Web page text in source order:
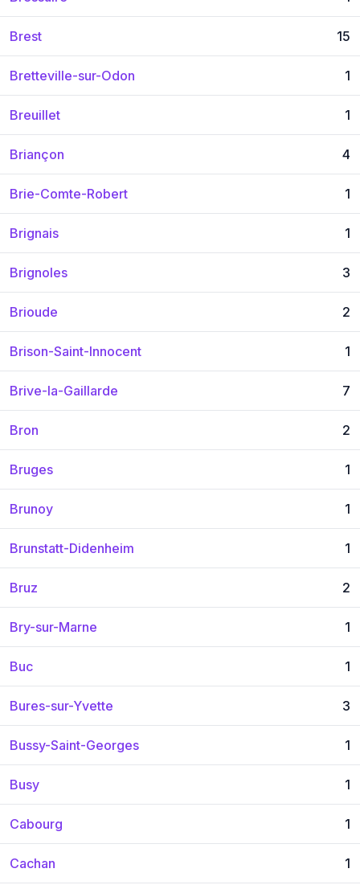
Brest 15
Bretteville-sur-Odon 1
Breuillet 1
Briançon 4
Brie-Comte-Robert 1
Brignais 1
Brignoles 3
Brioude 2
Brison-Saint-Innocent 1
Brive-la-Gaillarde 7
Bron 2
Bruges 1
Brunoy 1
Brunstatt-Didenheim 1
Bruz 2
Bry-sur-Marne 1
Buc 1
Bures-sur-Yvette 3
Bussy-Saint-Georges 1
Busy 1
Cabourg 1
Cachan 1